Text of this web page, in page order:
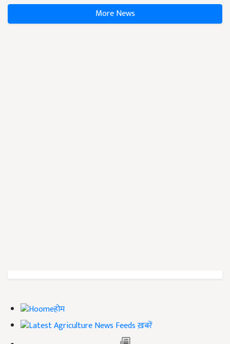
More News
होम
ख़बरें